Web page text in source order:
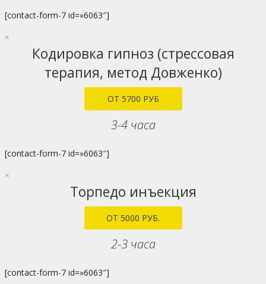
[contact-form-7 id=»6063″]
×
Кодировка гипноз (стрессовая
терапия, метод Довженко)
ОТ 5700 РУБ
3-4 часа
[contact-form-7 id=»6063″]
×
Торпедо инъекция
ОТ 5000 РУБ.
2-3 часа
[contact-form-7 id=»6063″]